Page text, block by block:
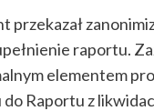
przekazał
raportu.
elementem
Raportu z